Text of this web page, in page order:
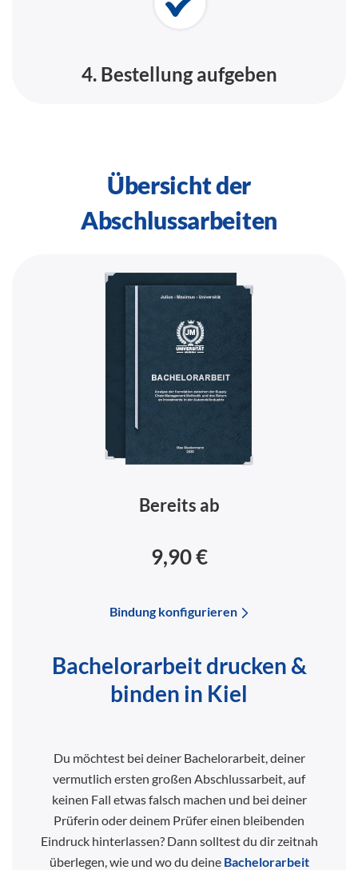
4. Bestellung aufgeben
Übersicht der
Abschlussarbeiten
Bereits ab
9,90 €
Bindung konfigurieren
Bachelorarbeit drucken &
binden in Kiel
Du möchtest bei deiner Bachelorarbeit, deiner
vermutlich ersten großen Abschlussarbeit, auf
keinen Fall etwas falsch machen und bei deiner
Prüferin oder deinem Prüfer einen bleibenden
Eindruck hinterlassen? Dann solltest du dir zeitnah
überlegen, wie und wo du deine Bachelorarbeit